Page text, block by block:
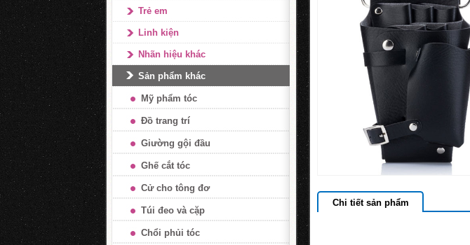
Trẻ em
Linh kiện
Nhãn hiệu khác
Sản phẩm khác
Mỹ phẩm tóc
Đồ trang trí
Giường gội đầu
Ghế cắt tóc
Cử cho tông đơ
Túi đeo và cặp
Chổi phủi tóc
Chi tiết sản phẩm